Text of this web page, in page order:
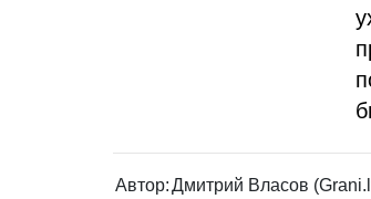
Автор:Дмитрий Власов